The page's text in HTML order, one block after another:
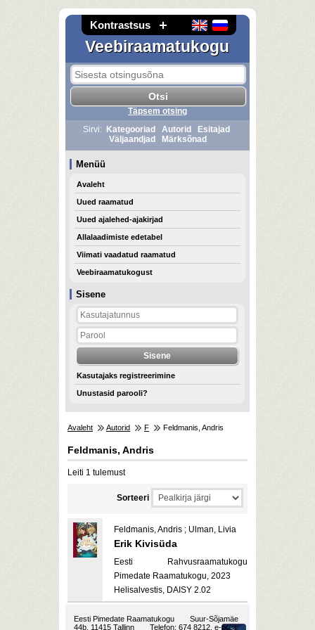
Kontrastsus
Veebiraamatukogu
Sisene
Kasutajaks registreerimine
Unustasid parooli?
Täpsem otsing
Sirvi:
Kategooriad Autorid
Esitajad
Väljaandjad
Märksõnad
Menüü
Avaleht
Uued raamatud
Uued ajalehed-ajakirjad
Allalaadimiste edetabel
Viimati vaadatud raamatud
Veebiraamatukogust
Avaleht Autorid F Feldmanis, Andris
Feldmanis, Andris
Leiti 1 tulemust
Sorteeri
Feldmanis, Andris ; Ulman, Livia
Erik Kivisüda
Eesti Rahvusraamatukogu
Pimedate Raamatukogu, 2023
Helisalvestis, DAISY 2.02
Eesti Pimedate Raamatukogu
Suur-Sõjamäe
44b, 11415 Tallinn
Telefon: 674 8212, e-post: